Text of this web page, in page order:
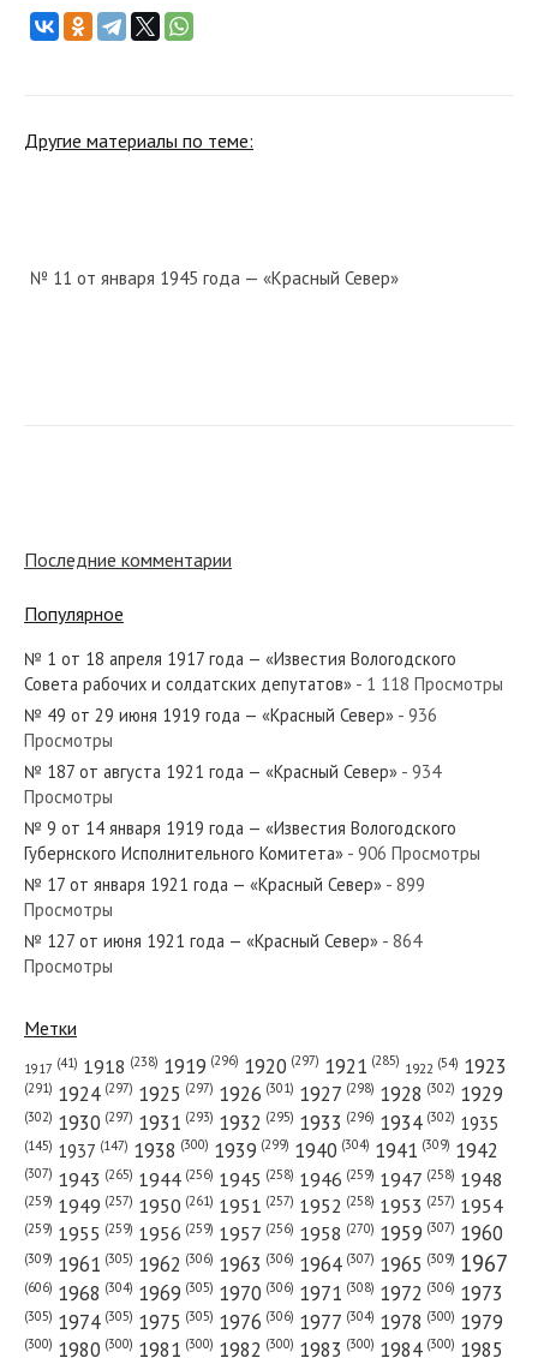
Другие материалы по теме:
№ 11 от января 1945 года — «Красный Север»
№ 18 от января 1979 года — «Красный Север»
№ 152 от июля 1926 года — «Красный Север»
№ 107 от июня 1951 года — «Красный Север»
№ 141 от июля 1921 года — «Красный Север»
№ 55 от марта 1948 года — «Красный Север»
Последние комментарии
Популярное
№ 1 от 18 апреля 1917 года — «Известия Вологодского
Совета рабочих и солдатских депутатов» - 1 118 Просмотры
№ 49 от 29 июня 1919 года — «Красный Север» - 936
Просмотры
№ 187 от августа 1921 года — «Красный Север» - 934
Просмотры
№ 9 от 14 января 1919 года — «Известия Вологодского
Губернского Исполнительного Комитета» - 906 Просмотры
№ 17 от января 1921 года — «Красный Север» - 899
Просмотры
№ 127 от июня 1921 года — «Красный Север» - 864
Просмотры
Метки
1917 (41) 1918 (238) 1919 (296) 1920 (297) 1921 (285) 1922 (54) 1923
(291) 1924 (297) 1925 (297) 1926 (301) 1927 (298) 1928 (302) 1929
(302) 1930 (297) 1931 (293) 1932 (295) 1933 (296) 1934 (302) 1935
(145) 1937 (147) 1938 (300) 1939 (299) 1940 (304) 1941 (309) 1942
(307) 1943 (265) 1944 (256) 1945 (258) 1946 (259) 1947 (258) 1948
(259) 1949 (257) 1950 (261) 1951 (257) 1952 (258) 1953 (257) 1954
(259) 1955 (259) 1956 (259) 1957 (256) 1958 (270) 1959 (307) 1960
(309) 1961 (305) 1962 (306) 1963 (306) 1964 (307) 1965 (309) 1967
(606) 1968 (304) 1969 (305) 1970 (306) 1971 (308) 1972 (306) 1973
(305) 1974 (305) 1975 (305) 1976 (306) 1977 (304) 1978 (300) 1979
(300) 1980 (300) 1981 (300) 1982 (300) 1983 (300) 1984 (300) 1985